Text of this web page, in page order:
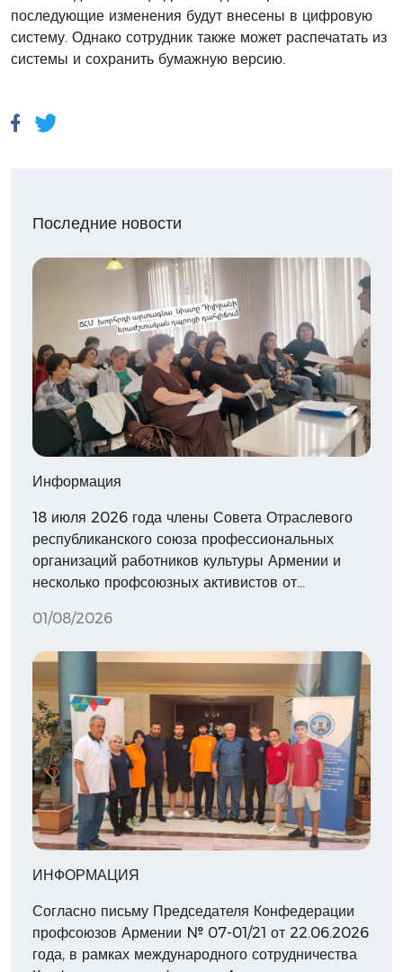
последующие изменения будут внесены в цифровую
систему. Однако сотрудник также может распечатать из
системы и сохранить бумажную версию.
Последние новости
Информация
18 июля 2026 года члены Совета Отраслевого
республиканского союза профессиональных
организаций работников культуры Армении и
несколько профсоюзных активистов от…
01/08/2026
ИНФОРМАЦИЯ
Согласно письму Председателя Конфедерации
профсоюзов Армении № 07-01/21 от 22.06.2026
года, в рамках международного сотрудничества